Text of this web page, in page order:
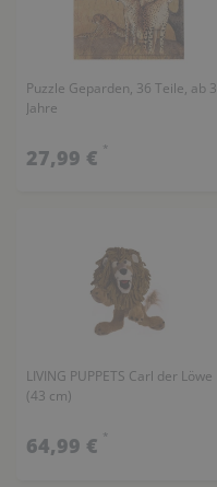
Puzzle Geparden, 36 Teile, ab 3
Jahre
27,99 € *
LIVING PUPPETS Carl der Löwe
(43 cm)
64,99 € *